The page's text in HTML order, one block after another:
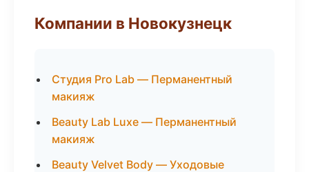
Компании в Новокузнецк
Студия Pro Lab — Перманентный
макияж
Beauty Lab Luxe — Перманентный
макияж
Beauty Velvet Body — Уходовые